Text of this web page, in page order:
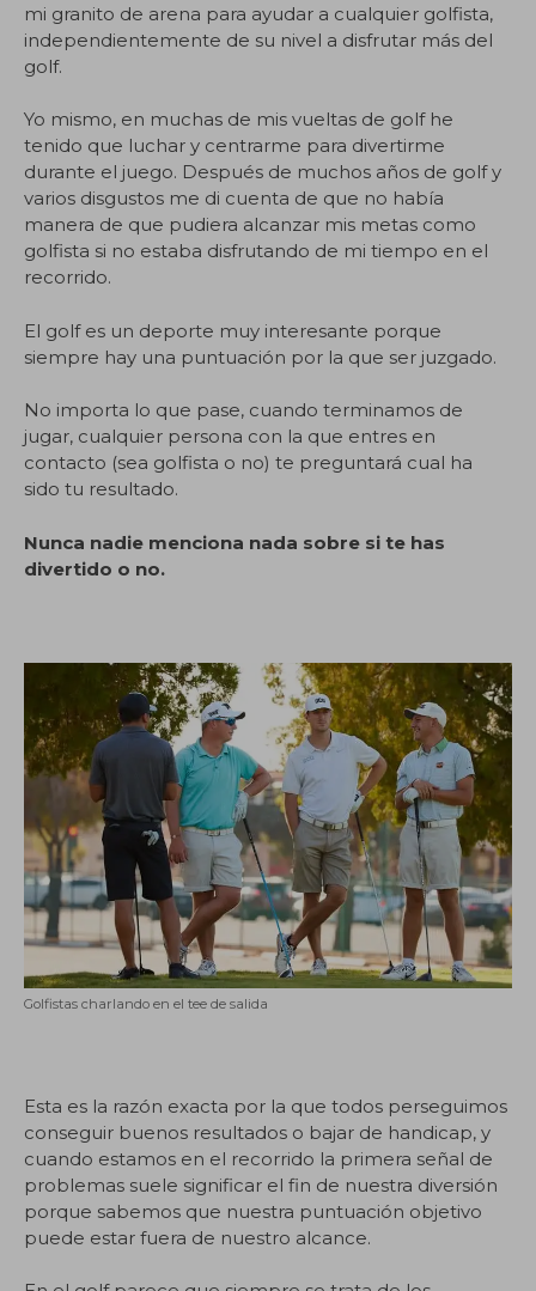
mi granito de arena para ayudar a cualquier golfista,
independientemente de su nivel a disfrutar más del
golf.
Yo mismo, en muchas de mis vueltas de golf he
tenido que luchar y centrarme para divertirme
durante el juego. Después de muchos años de golf y
varios disgustos me di cuenta de que no había
manera de que pudiera alcanzar mis metas como
golfista si no estaba disfrutando de mi tiempo en el
recorrido.
El golf es un deporte muy interesante porque
siempre hay una puntuación por la que ser juzgado.
No importa lo que pase, cuando terminamos de
jugar, cualquier persona con la que entres en
contacto (sea golfista o no) te preguntará cual ha
sido tu resultado.
Nunca nadie menciona nada sobre si te has
divertido o no.
Golfistas charlando en el tee de salida
Esta es la razón exacta por la que todos perseguimos
conseguir buenos resultados o bajar de handicap, y
cuando estamos en el recorrido la primera señal de
problemas suele significar el fin de nuestra diversión
porque sabemos que nuestra puntuación objetivo
puede estar fuera de nuestro alcance.